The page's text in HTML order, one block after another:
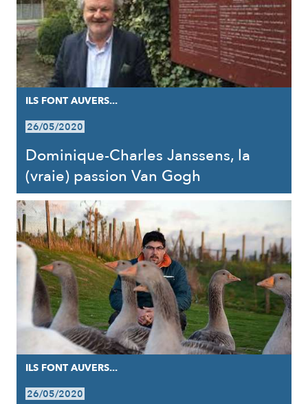
ILS FONT AUVERS...
26/05/2020
Dominique-Charles Janssens, la
(vraie) passion Van Gogh
ILS FONT AUVERS...
26/05/2020